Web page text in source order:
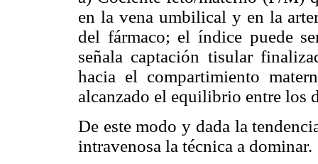
en la vena umbilical y en la
del fármaco; el índice puede
señala captación tisular
hacia el compartimiento
alcanzado el equilibrio entre los
De este modo y dada la
intravenosa la técnica a dominar.